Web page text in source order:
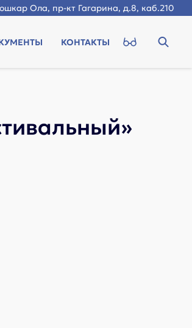
Ола, пр-кт Гагарина, д.8, каб.210
КОНТАКТЫ